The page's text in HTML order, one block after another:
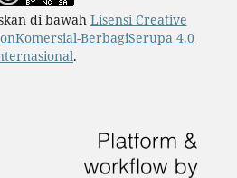
di bawah Lisensi Creative
BerbagiSerupa 4.0
.